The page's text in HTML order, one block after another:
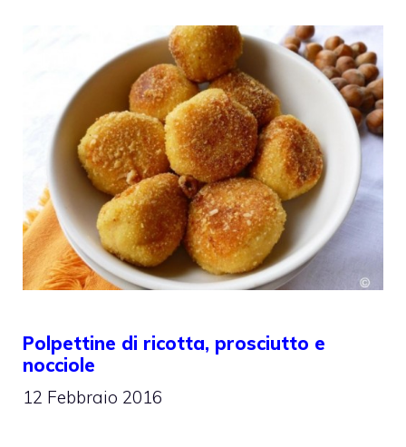
Polpettine di ricotta, prosciutto e
nocciole
12 Febbraio 2016